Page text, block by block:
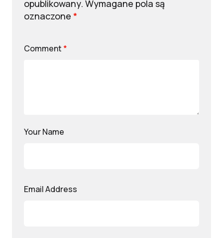
opublikowany. Wymagane pola są
oznaczone *
Comment *
Your Name
Email Address